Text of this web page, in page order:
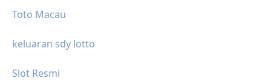
Toto Macau
keluaran sdy lotto
Slot Resmi